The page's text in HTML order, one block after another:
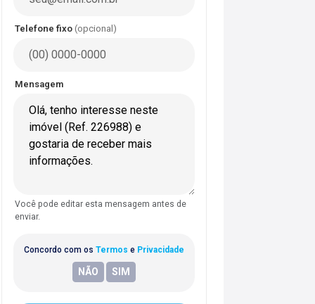
Telefone fixo (opcional)
Mensagem
Você pode editar esta mensagem antes de
enviar.
Concordo com os Termos e Privacidade